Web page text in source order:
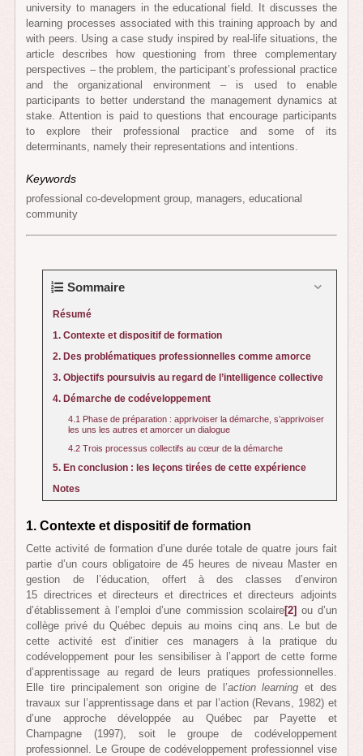
university to managers in the educational field. It discusses the
learning processes associated with this training approach by and
with peers. Using a case study inspired by real-life situations, the
article describes how questioning from three complementary
perspectives – the problem, the participant’s professional practice
and the organizational environment – is used to enable
participants to better understand the management dynamics at
stake. Attention is paid to questions that encourage participants
to explore their professional practice and some of its
determinants, namely their representations and intentions.
Keywords
professional co-development group, managers, educational
community
Sommaire
Résumé
1. Contexte et dispositif de formation
2. Des problématiques professionnelles comme amorce
3. Objectifs poursuivis au regard de l’intelligence collective
4. Démarche de codéveloppement
4.1 Phase de préparation : apprivoiser la démarche, s’apprivoiser
les uns les autres et amorcer un dialogue
4.2 Trois processus collectifs au cœur de la démarche
5. En conclusion : les leçons tirées de cette expérience
Notes
1. Contexte et dispositif de formation
Cette activité de formation d’une durée totale de quatre jours fait
partie d’un cours obligatoire de 45 heures de niveau Master en
gestion de l’éducation, offert à des classes d’environ
15 directrices et directeurs et directrices et directeurs adjoints
d’établissement à l’emploi d’une commission scolaire[2] ou d’un
collège privé du Québec depuis au moins cinq ans. Le but de
cette activité est d’initier ces managers à la pratique du
codéveloppement pour les sensibiliser à l’apport de cette forme
d’apprentissage au regard de leurs pratiques professionnelles.
Elle tire principalement son origine de l’action learning et des
travaux sur l’apprentissage dans et par l’action (Revans, 1982) et
d’une approche développée au Québec par Payette et
Champagne (1997), soit le groupe de codéveloppement
professionnel. Le Groupe de codéveloppement professionnel vise